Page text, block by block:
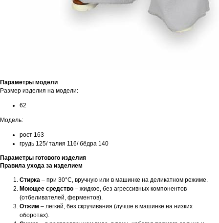
Параметры модели
Размер изделия на модели:
62
Модель:
рост 163
грудь 125/ талия 116/ бёдра 140
Параметры готового изделия
Правила ухода за изделием
Стирка – при 30°C, вручную или в машинке на деликатном режиме.
Моющее средство – жидкое, без агрессивных компонентов
(отбеливателей, ферментов).
Отжим – легкий, без скручивания (лучше в машинке на низких
оборотах).